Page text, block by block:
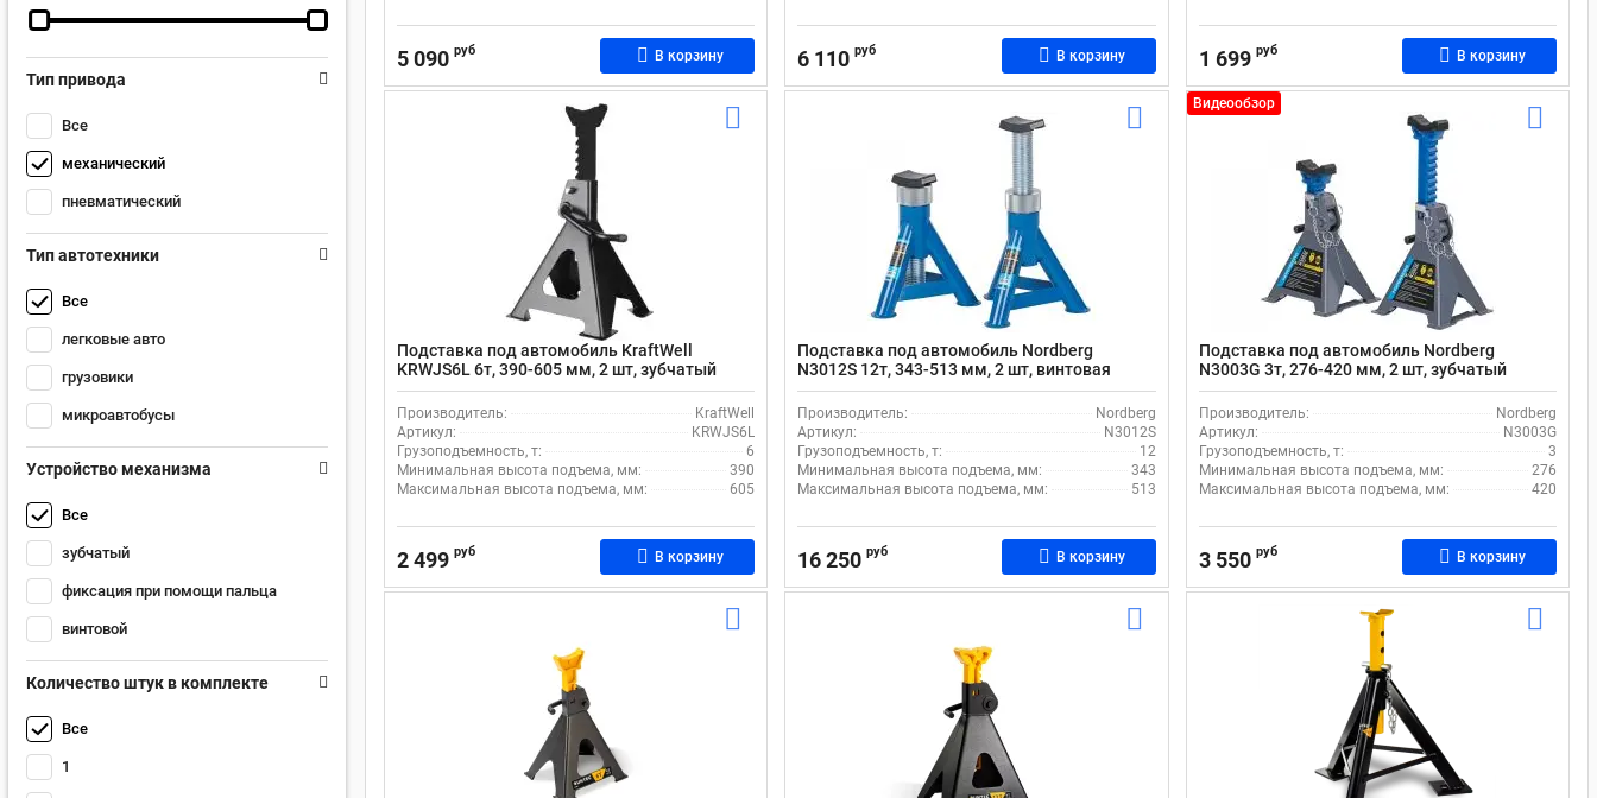
Тип привода
Все
механический
пневматический
Тип автотехники
Все
легковые авто
грузовики
микроавтобусы
Устройство механизма
Все
зубчатый
фиксация при помощи пальца
винтовой
Количество штук в комплекте
Все
1
5 090 руб В корзину 6 110 руб В корзину 1 699 руб В корзину
Подставка под автомобиль KraftWell
KRWJS6L 6т, 390-605 мм, 2 шт, зубчатый
механизм фиксации
Производитель:
KraftWell
Артикул:
KRWJS6L
Грузоподъемность, т:
6
Минимальная высота подъема, мм:
390
Максимальная высота подъема, мм:
605
2 499 руб В корзину
Подставка под автомобиль Nordberg
N3012S 12т, 343-513 мм, 2 шт, винтовая
Производитель:
Nordberg
Артикул:
N3012S
Грузоподъемность, т:
12
Минимальная высота подъема, мм:
343
Максимальная высота подъема, мм:
513
16 250 руб В корзину
Видеообзор
Подставка под автомобиль Nordberg
N3003G 3т, 276-420 мм, 2 шт, зубчатый
механизм фиксации
Производитель:
Nordberg
Артикул:
N3003G
Грузоподъемность, т:
3
Минимальная высота подъема, мм:
276
Максимальная высота подъема, мм:
420
3 550 руб В корзину